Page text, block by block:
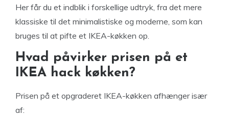
Her får du et indblik i forskellige udtryk, fra det mere
klassiske til det minimalistiske og moderne, som kan
bruges til at pifte et IKEA-køkken op.
Hvad påvirker prisen på et
IKEA hack køkken?
Prisen på et opgraderet IKEA-køkken afhænger især
af: